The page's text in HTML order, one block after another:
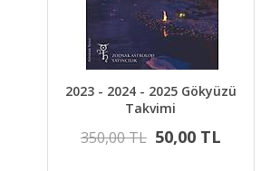
2023 - 2024 - 2025 Gökyüzü
Takvimi
350,00 TL 50,00 TL